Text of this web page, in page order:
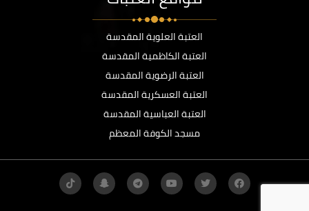
العتبة العلوية المقدسة
العتبة الكاظمية المقدسة
العتبة الرضوية المقدسة
العتبة العسكرية المقدسة
العتبة العباسية المقدسة
مسجد الكوفة المعظم